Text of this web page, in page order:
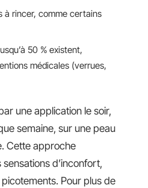
à rincer, comme certains
50 % existent,
médicales (verrues,
une application le soir,
semaine, sur une peau
Cette approche
d’inconfort,
Pour plus de